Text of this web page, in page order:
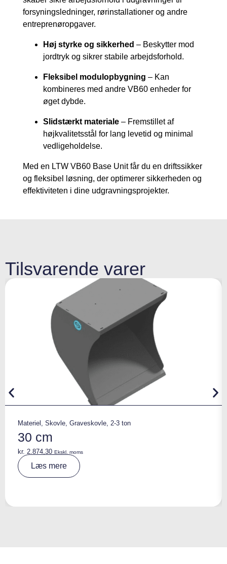
forsyningsledninger, rørinstallationer og andre
entreprenøropgaver.
Høj styrke og sikkerhed – Beskytter mod
jordtryk og sikrer stabile arbejdsforhold.
Fleksibel modulopbygning – Kan
kombineres med andre VB60 enheder for
øget dybde.
Slidstærkt materiale – Fremstillet af
højkvalitetsstål for lang levetid og minimal
vedligeholdelse.
Med en LTW VB60 Base Unit får du en driftssikker
og fleksibel løsning, der optimerer sikkerheden og
effektiviteten i dine udgravningsprojekter.
Tilsvarende varer
Materiel , Skovle, Graveskovle, 2-3 ton
30 cm
kr. 2.874,30 Ekskl. moms
Læs mere